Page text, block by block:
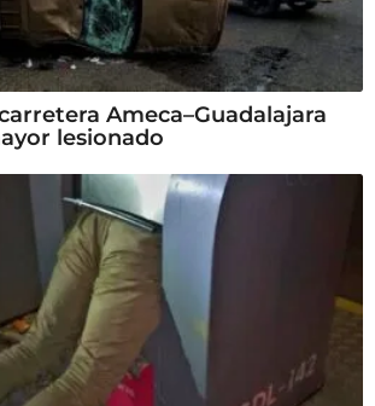
Ameca–Guadalajara
lesionado